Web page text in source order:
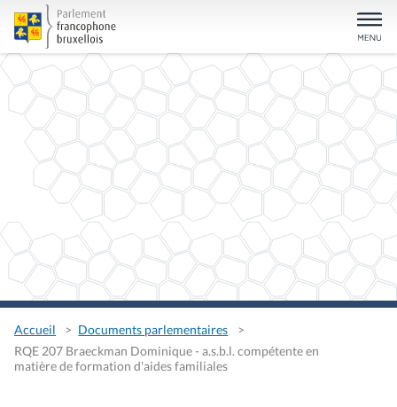
Accueil
Documents parlementaires
RQE 207 Braeckman Dominique - a.s.b.l. compétente en
matière de formation d'aides familiales